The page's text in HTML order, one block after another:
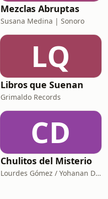
Mezclas Abruptas
Susana Medina | Sonoro
LQ
Libros que Suenan
Grimaldo Records
CD
Chulitos del Misterio
Lourdes Gómez / Yohanan Díaz I Insólita Labs